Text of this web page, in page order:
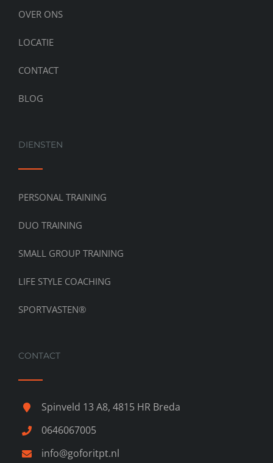
OVER ONS
LOCATIE
CONTACT
BLOG
DIENSTEN
PERSONAL TRAINING
DUO TRAINING
SMALL GROUP TRAINING
LIFE STYLE COACHING
SPORTVASTEN®
CONTACT
Spinveld 13 A8, 4815 HR Breda
0646067005
info@goforitpt.nl